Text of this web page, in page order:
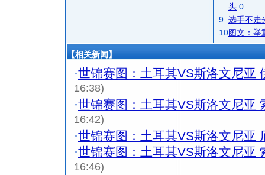
头 0
9 选手不走
10图文：举
【相关新闻】
·世锦赛图：土耳其VS斯洛文尼亚
16:38)
·世锦赛图：土耳其VS斯洛文尼亚
16:42)
·世锦赛图：土耳其VS斯洛文尼亚
·世锦赛图：土耳其VS斯洛文尼亚
16:46)